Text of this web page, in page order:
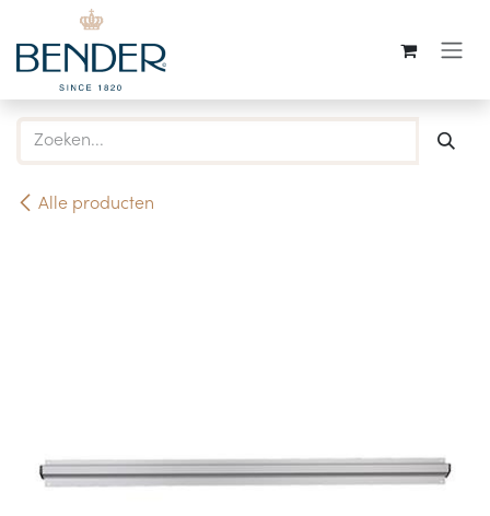
Overslaan naar inhoud
Alle producten